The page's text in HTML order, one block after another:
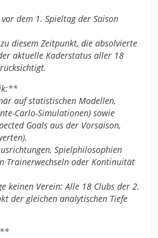
dem 1. Spieltag der Saison
diesem Zeitpunkt, die absolvierte
aktuelle Kaderstatus aller 18
auf statistischen Modellen,
Carlo-Simulationen) sowie
Goals aus der Vorsaison,
Spielphilosophien
Trainerwechseln oder Kontinuität
keinen Verein: Alle 18 Clubs der 2.
der gleichen analytischen Tiefe